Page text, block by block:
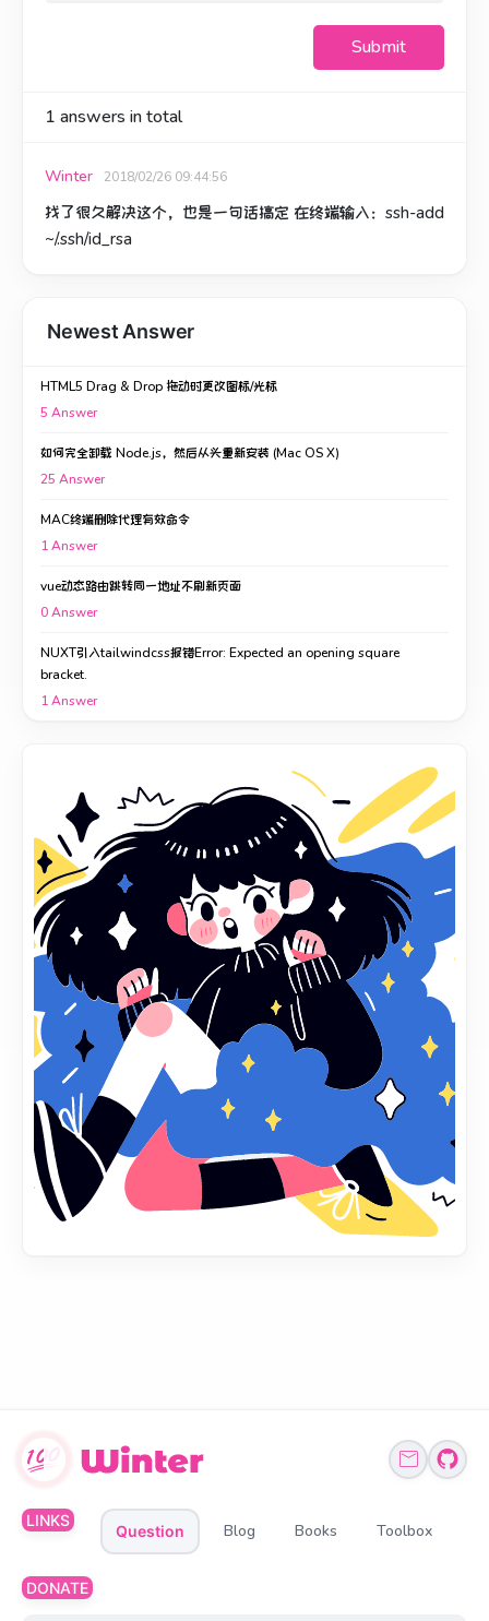
Submit
1 answers in total
Winter 2018/02/26 09:44:56
找了很久解决这个，也是一句话搞定 在终端输入：ssh-add
~/.ssh/id_rsa
Newest Answer
HTML5 Drag & Drop 拖动时更改图标/光标
5 Answer
如何完全卸载 Node.js，然后从头重新安装 (Mac OS X)
25 Answer
MAC终端删除代理有效命令
1Answer
vue动态路由跳转同一地址不刷新页面
0Answer
NUXT引入tailwindcss报错Error: Expected an opening square
bracket.
1Answer
LINKS
Question Blog Books Toolbox
DONATE